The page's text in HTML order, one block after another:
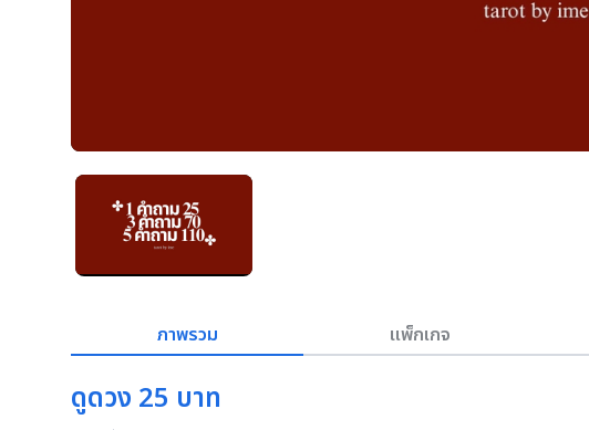
ภาพรวม แพ็กเกจ
ดูดวง 25 บาท